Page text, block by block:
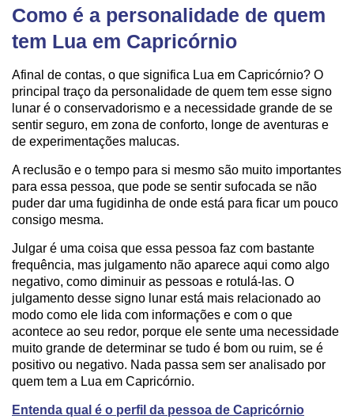
Como é a personalidade de quem
tem Lua em Capricórnio
Afinal de contas, o que significa Lua em Capricórnio? O
principal traço da personalidade de quem tem esse signo
lunar é o conservadorismo e a necessidade grande de se
sentir seguro, em zona de conforto, longe de aventuras e
de experimentações malucas.
A reclusão e o tempo para si mesmo são muito importantes
para essa pessoa, que pode se sentir sufocada se não
puder dar uma fugidinha de onde está para ficar um pouco
consigo mesma.
Julgar é uma coisa que essa pessoa faz com bastante
frequência, mas julgamento não aparece aqui como algo
negativo, como diminuir as pessoas e rotulá-las. O
julgamento desse signo lunar está mais relacionado ao
modo como ele lida com informações e com o que
acontece ao seu redor, porque ele sente uma necessidade
muito grande de determinar se tudo é bom ou ruim, se é
positivo ou negativo. Nada passa sem ser analisado por
quem tem a Lua em Capricórnio.
Entenda qual é o perfil da pessoa de Capricórnio